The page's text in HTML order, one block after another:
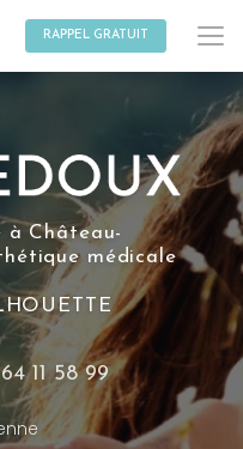
RAPPEL GRATUIT
à Château-
médicale
11 58 99